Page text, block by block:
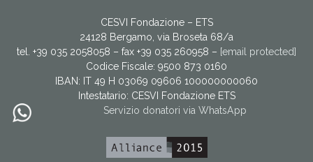
CESVI Fondazione – ETS
24128 Bergamo, via Broseta 68/a
tel. +39 035 2058058 – fax +39 035 260958 – [email protected]
Codice Fiscale: 9500 873 0160
IBAN: IT 49 H 03069 09606 100000000060
Intestatario: CESVI Fondazione ETS
Servizio donatori via WhatsApp